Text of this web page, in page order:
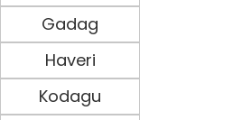
Gadag
Haveri
Kodagu